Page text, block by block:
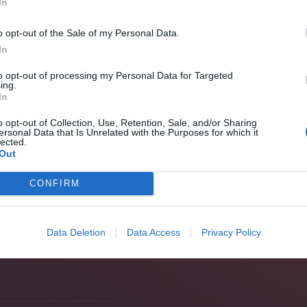
opt-out of the Sale of my Personal Data.
opt-out of processing my Personal Data for Targeted
opt-out of Collection, Use, Retention, Sale, and/or Sharing
Data that Is Unrelated with the Purposes for which it
CONFIRM
Data Deletion Data Access Privacy Policy
άλλες ιστορίες…
στην Αγυιά της Αχαΐας ήταν το 1964. Τότε ήταν
να χαζεύει πολύ μεγαλύτερους σε ηλικία
γήπεδα της περιοχής. Τοένα από τα 8 παιδιά
τουΠανιωνίου Πατρών
της Παναχαϊκής.